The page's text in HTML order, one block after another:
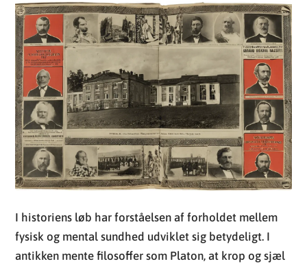
I historiens løb har forståelsen af forholdet mellem
fysisk og mental sundhed udviklet sig betydeligt. I
antikken mente filosoffer som Platon, at krop og sjæl